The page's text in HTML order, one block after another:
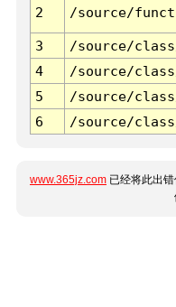
2 /source/
3 /source/
4
/source/
5
/source/
6
/source/
www.365jz.com 已经将此出